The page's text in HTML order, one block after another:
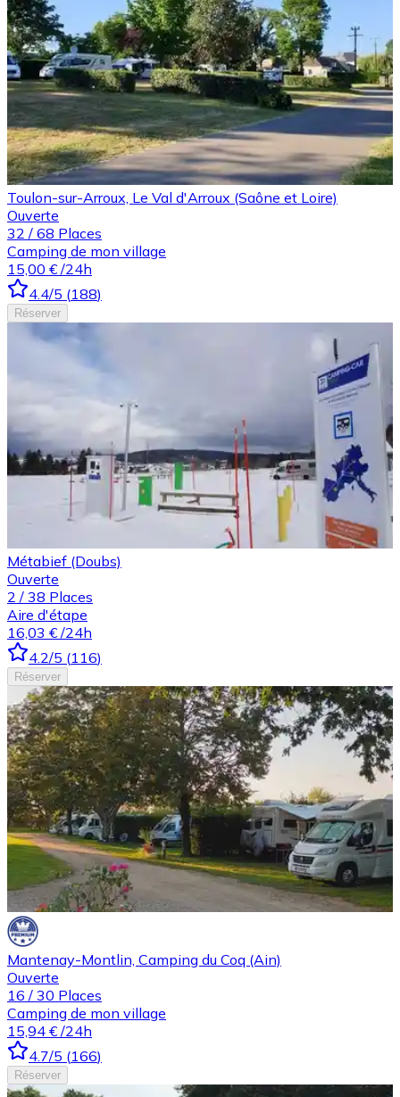
Toulon-sur-Arroux, Le Val d'Arroux (Saône et Loire)
Ouverte
32 / 68 Places
Camping de mon village
15,00 € /24h
4.4/5 (188)
Réserver
Métabief (Doubs)
Ouverte
2 / 38 Places
Aire d'étape
16,03 € /24h
4.2/5 (116)
Réserver
Mantenay-Montlin, Camping du Coq (Ain)
Ouverte
16 / 30 Places
Camping de mon village
15,94 € /24h
4.7/5 (166)
Réserver